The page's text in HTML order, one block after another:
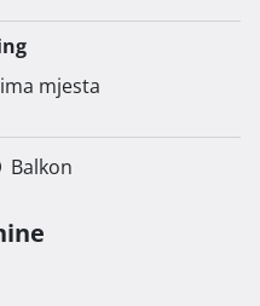
mjesta
Balkon